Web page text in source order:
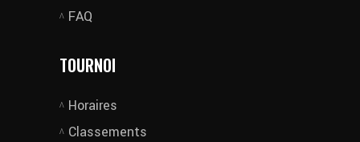
FAQ
TOURNOI
Horaires
Classements